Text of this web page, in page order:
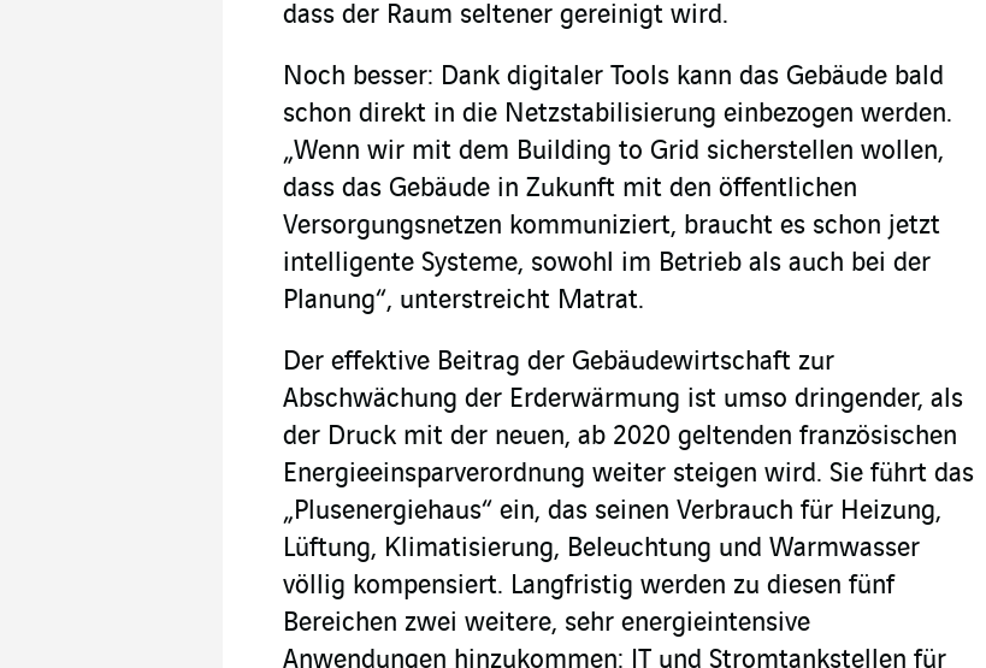
dass der Raum seltener gereinigt wird.
Noch besser: Dank digitaler Tools kann das Gebäude bald
schon direkt in die Netzstabilisierung einbezogen werden.
„Wenn wir mit dem Building to Grid sicherstellen wollen,
dass das Gebäude in Zukunft mit den öffentlichen
Versorgungsnetzen kommuniziert, braucht es schon jetzt
intelligente Systeme, sowohl im Betrieb als auch bei der
Planung“, unterstreicht Matrat.
Der effektive Beitrag der Gebäudewirtschaft zur
Abschwächung der Erderwärmung ist umso dringender, als
der Druck mit der neuen, ab 2020 geltenden französischen
Energieeinsparverordnung weiter steigen wird. Sie führt das
„Plusenergiehaus“ ein, das seinen Verbrauch für Heizung,
Lüftung, Klimatisierung, Beleuchtung und Warmwasser
völlig kompensiert. Langfristig werden zu diesen fünf
Bereichen zwei weitere, sehr energieintensive
Anwendungen hinzukommen: IT und Stromtankstellen für